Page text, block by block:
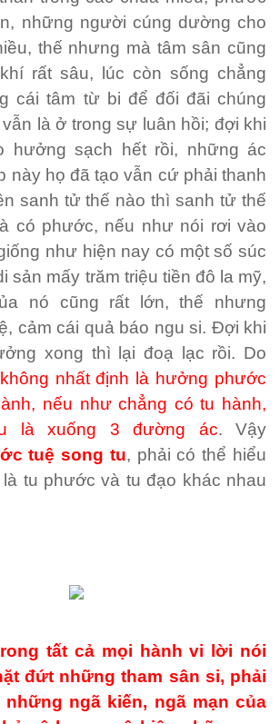
những người cúng dường cho
thế nhưng mà tâm sân cũng
rất sâu, lúc còn sống chẳng
cái tâm từ bi để đối đãi chúng
là ở trong sự luân hồi; đợi khi
hưởng sạch hết rồi, những ác
này họ đã tạo vẫn cứ phải thanh
sanh tử thế nào thì sanh tử thế
có phước, nếu như nói rơi vào
như hiện nay có một số súc
sản mấy trăm triệu tiền đô la mỹ,
nó cũng rất lớn, thế nhưng
cảm cái quả báo ngu si. Đợi khi
xong thì lại đoạ lạc rồi. Do
nhất định là hưởng phước
nếu như chẳng có tu hành,
là xuống 3 đường ác. Vậy
tuệ song tu, phải có thể hiểu
tu phước và tu đạo khác nhau
tất cả mọi hành vi lời nói
đứt những tham sân si, phải
ngã kiến, ngã mạn của